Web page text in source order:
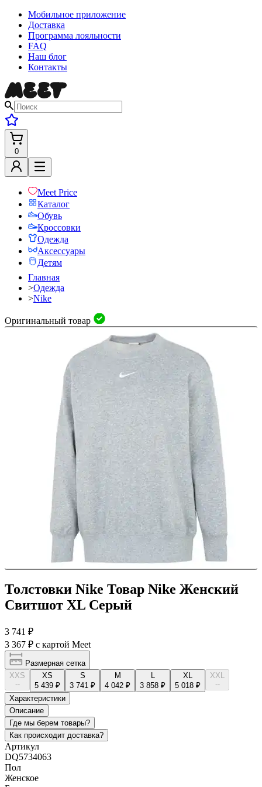
Мобильное приложение
Доставка
Программа лояльности
FAQ
Наш блог
Контакты
0
Meet Price
Каталог
Обувь
Кроссовки
Одежда
Аксессуары
Детям
Главная
>Одежда
>Nike
Оригинальный товар
Толстовки Nike Товар Nike Женский
Свитшот XL Серый
3 741 ₽
3 367 ₽ с картой Meet
Размерная сетка
XXS
--
XS
5 439 ₽
S
3 741 ₽
M
4 042 ₽
3 858 ₽
XL
5 018 ₽
XXL
--
Характеристики
Описание
Где мы берем товары?
Как происходит доставка?
Артикул
DQ5734063
Пол
Женское